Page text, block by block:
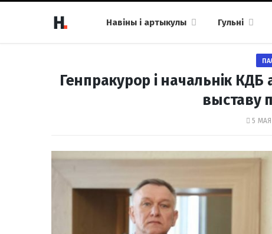
Навіны і артыкулы Гульні
Генпракурор і начальнік
выставу
5 МАЯ